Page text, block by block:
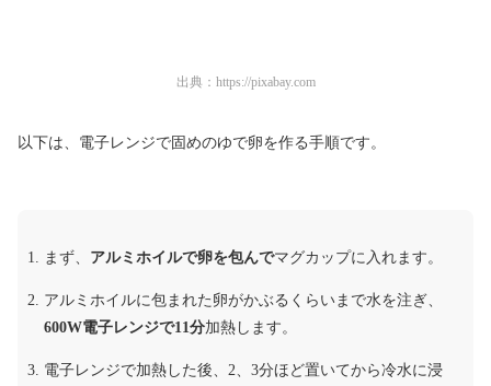
出典： https://pixabay.com
以下は、電子レンジで固めのゆで卵を作る手順です。
まず、 アルミホイルで卵を包んでマグカップに入れます。
アルミホイルに包まれた卵がかぶるくらいまで水を注ぎ、
600W電子レンジで11分加熱します。
電子レンジで加熱した後、2、3分ほど置いてから冷水に浸